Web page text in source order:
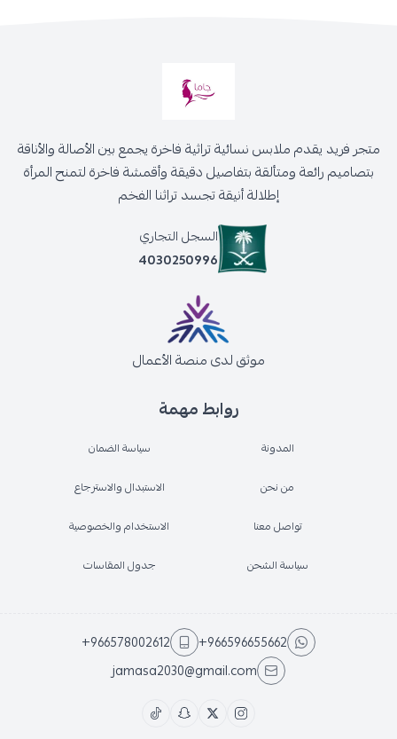
روابط مهمة
المدونة
من نحن
تواصل معنا
سياسة الشحن
سياسة الضمان
الاستبدال والاسترجاع
الاستخدام والخصوصية
جدول المقاسات
متجر فريد يقدم ملابس نسائية تراثية فاخرة يجمع بين الأصالة والأناقة
بتصاميم رائعة ومتألقة بتفاصيل دقيقة وأقمشة فاخرة لتمنح المرأة
إطلالة أنيقة تجسد تراثنا الفخم
السجل التجاري
4030250996
موثق لدى منصة الأعمال
+966596655662
+966578002612
jamasa2030@gmail.com